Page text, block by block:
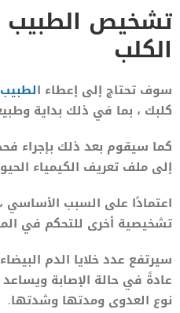
تشخيص الطبيب
الكلب
سوف تحتاج إلى إعطاء الطبيب
كلبك ، بما في ذلك بداية
كما سيقوم بعد ذلك بإجراء
إلى ملف تعريف الكيمياء
اعتمادًا على السبب الأساسي
تشخيصية أخرى للتحكم في
عادةً في حالة الإصابة
نوع العدوى ومدتها وشدتها.